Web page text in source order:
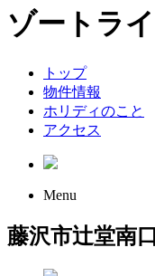
ゾートラ
トップ
物件情報
ホリディのこと
アクセス
Menu
藤沢市辻堂南